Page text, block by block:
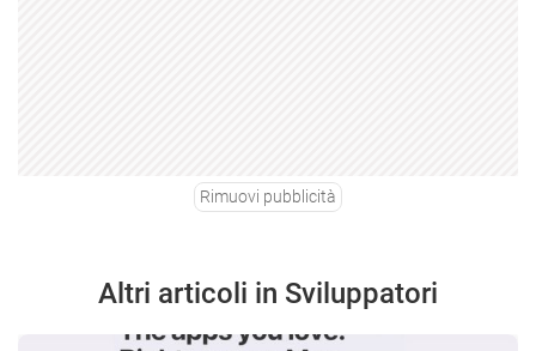
Rimuovi pubblicità
Altri articoli in Sviluppatori